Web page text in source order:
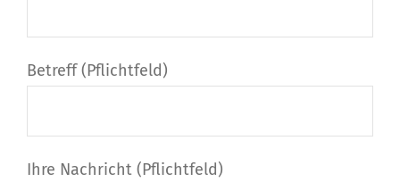
Betreff (Pflichtfeld)
Ihre Nachricht (Pflichtfeld)